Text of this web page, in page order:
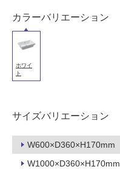
カラーバリエーション
ホワイ
ト
サイズバリエーション
W600×D360×H170mm
W1000×D360×H170mm